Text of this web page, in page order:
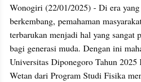
Wonogiri (22/01/2025) - Di era yang
berkembang, pemahaman
terbarukan menjadi hal yang sangat
bagi generasi muda. Dengan ini
Universitas Diponegoro Tahun 2025
Wetan dari Program Studi Fisika